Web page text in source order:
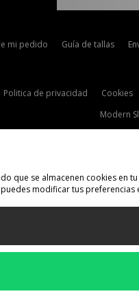
mi pedido Guía de tallas
Politica de privacidad Cookies
Modern
que se almacenen cookies
modificar tus preferencias